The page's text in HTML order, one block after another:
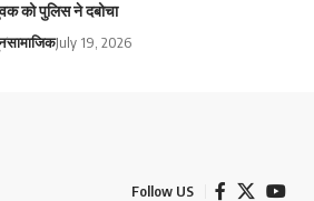
को पुलिस ने दबोचा
सामाजिकJuly 19, 2026
Follow US